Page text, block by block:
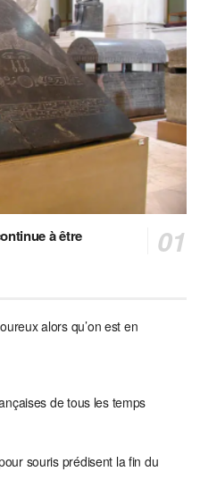
à être
alors qu’on est en
de tous les temps
souris prédisent la fin du